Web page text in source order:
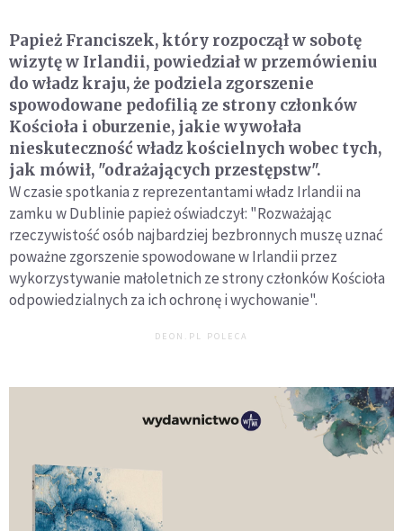
Papież Franciszek, który rozpoczął w sobotę
wizytę w Irlandii, powiedział w przemówieniu
do władz kraju, że podziela zgorszenie
spowodowane pedofilią ze strony członków
Kościoła i oburzenie, jakie wywołała
nieskuteczność władz kościelnych wobec tych,
jak mówił, "odrażających przestępstw".
W czasie spotkania z reprezentantami władz Irlandii na
zamku w Dublinie papież oświadczył: "Rozważając
rzeczywistość osób najbardziej bezbronnych muszę uznać
poważne zgorszenie spowodowane w Irlandii przez
wykorzystywanie małoletnich ze strony członków Kościoła
odpowiedzialnych za ich ochronę i wychowanie".
DEON.PL POLECA